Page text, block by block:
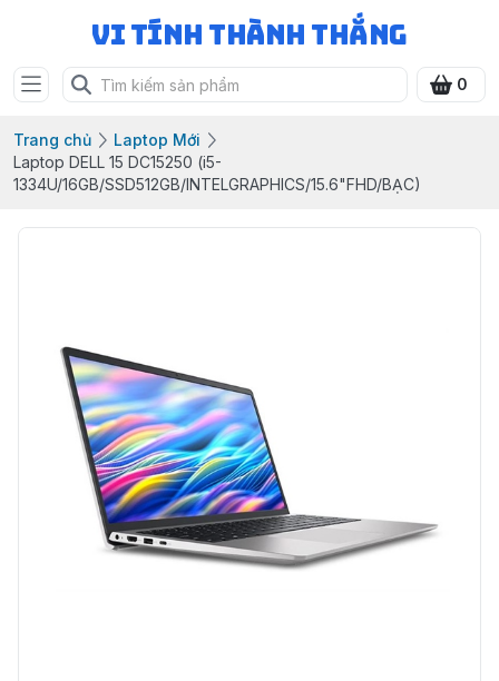
Vi Tính Thành Thắng
0
Trang chủ
Laptop Mới
Laptop DELL 15 DC15250 (i5-
1334U/16GB/SSD512GB/INTELGRAPHICS/15.6"FHD/BẠC)